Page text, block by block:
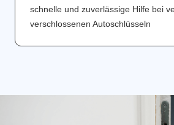
schnelle und zuverlässige Hilfe bei
verschlossenen Autoschlüsseln